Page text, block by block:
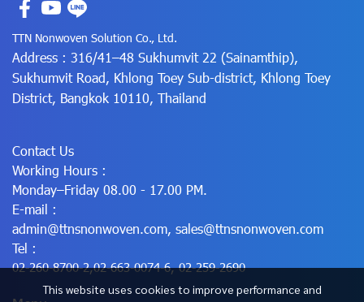
This website uses cookies to improve performance and
TTN Nonwoven Solution Co., Ltd.
Address : 316/41–48 Sukhumvit 22 (Sainamthip),
Sukhumvit Road, Khlong Toey Sub-district, Khlong Toey
District, Bangkok 10110, Thailand
Contact Us
Working Hours :
Monday–Friday 08.00 - 17.00 PM.
E-mail :
admin@ttnsnonwoven.com, sales@ttnsnonwoven.com
Tel :
02-260-8700-2,02-663-0074-6,02-259-2690